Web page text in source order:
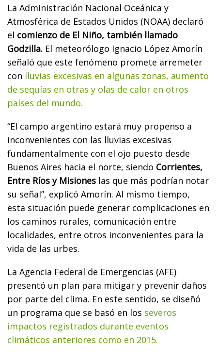
La Administración Nacional Oceánica y
Atmosférica de Estados Unidos (NOAA) declaró
el comienzo de El Niño, también llamado
Godzilla. El meteorólogo Ignacio López Amorín
señaló que este fenómeno promete arremeter
con lluvias excesivas en algunas zonas, aumento
de sequías en otras y olas de calor en otros
países del mundo.
“El campo argentino estará muy propenso a
inconvenientes con las lluvias excesivas
fundamentalmente con el ojo puesto desde
Buenos Aires hacia el norte, siendo Corrientes,
Entre Ríos y Misiones las que más podrían notar
su señal”, explicó Amorín. Al mismo tiempo,
esta situación puede generar complicaciones en
los caminos rurales, comunicación entre
localidades, entre otros inconvenientes para la
vida de las urbes.
La Agencia Federal de Emergencias (AFE)
presentó un plan para mitigar y prevenir daños
por parte del clima. En este sentido, se diseñó
un programa que se basó en los severos
impactos registrados durante eventos
climáticos anteriores como en 2015.